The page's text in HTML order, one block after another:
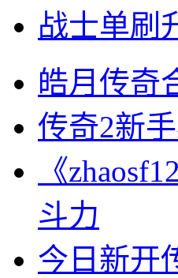
战士单刷
皓月传奇
传奇2新
《
斗力
今日新开